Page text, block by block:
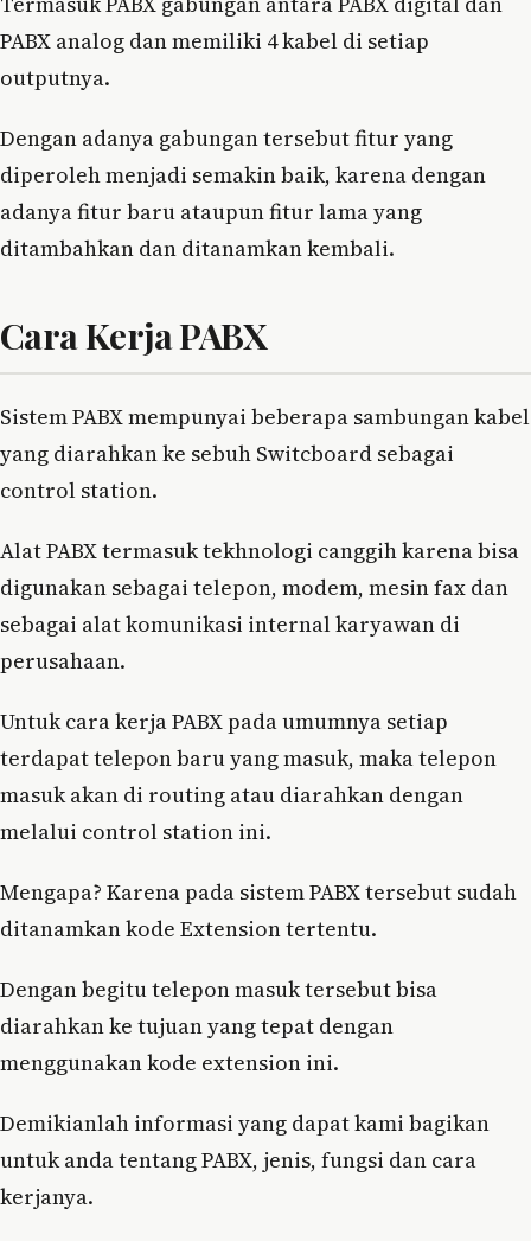
PABX analog dan memiliki 4 kabel di setiap
outputnya.
Dengan adanya gabungan tersebut fitur yang
diperoleh menjadi semakin baik, karena dengan
adanya fitur baru ataupun fitur lama yang
ditambahkan dan ditanamkan kembali.
Cara Kerja PABX
Sistem PABX mempunyai beberapa sambungan kabel
yang diarahkan ke sebuh Switcboard sebagai
control station.
Alat PABX termasuk tekhnologi canggih karena bisa
digunakan sebagai telepon, modem, mesin fax dan
sebagai alat komunikasi internal karyawan di
perusahaan.
Untuk cara kerja PABX pada umumnya setiap
terdapat telepon baru yang masuk, maka telepon
masuk akan di routing atau diarahkan dengan
melalui control station ini.
Mengapa? Karena pada sistem PABX tersebut sudah
ditanamkan kode Extension tertentu.
Dengan begitu telepon masuk tersebut bisa
diarahkan ke tujuan yang tepat dengan
menggunakan kode extension ini.
Demikianlah informasi yang dapat kami bagikan
untuk anda tentang PABX, jenis, fungsi dan cara
kerjanya.